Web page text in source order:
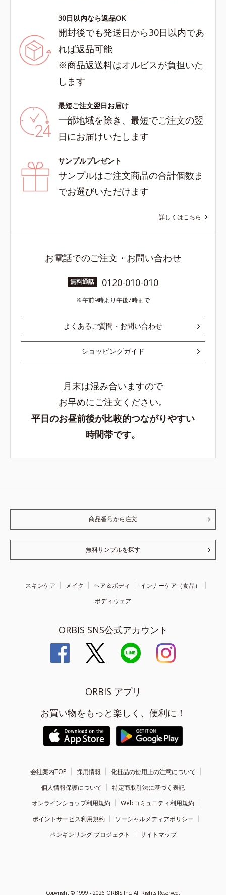
30日以内なら返品OK
開封後でも発送日から30日以内であ
れば返品可能
※商品返送料はオルビスが負担いた
します
最短ご注文翌日お届け
一部地域を除き、最短でご注文の翌
日にお届けいたします
サンプルプレゼント
サンプルはご注文商品の合計個数ま
でお選びいただけます
詳しくはこちら
お電話でのご注文・お問い合わせ
無料通話 0120-010-010
午前9時より午後7時まで
よくあるご質問・お問い合わせ
ショッピングガイド
月末は混み合いますので
お早めにご注文ください。
平日のお昼前後が比較的つながりやすい
時間帯です。
商品番号から注文
無料サンプルを探す
スキンケア メイク ヘア＆ボディ
インナーケア（食品）
ボディウェア
ORBIS SNS公式アカウント
ORBIS アプリ
お買い物をもっと楽しく、便利に！
会社案内TOP 採用情報
化粧品の使用上の注意について
個人情報保護について
特定商取引法に基づく表記
オンラインショップ利用規約
Webコミュニティ利用規約
ポイントサービス利用規約
ソーシャルメディアポリシー
ペンギンリング プロジェクト
サイトマップ
Copyright © 1999 - 2026 ORBIS Inc. All Rights Reserved.